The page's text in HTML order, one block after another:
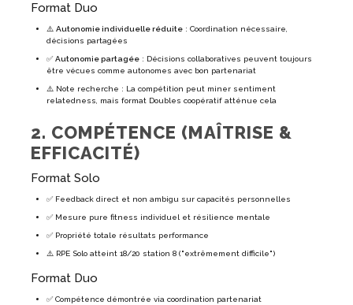
Format Duo
⚠️ Autonomie individuelle réduite : Coordination nécessaire,
décisions partagées
✅Autonomie partagée : Décisions collaboratives peuvent toujours
être vécues comme autonomes avec bon partenariat
⚠️ Note recherche : La compétition peut miner sentiment
relatedness, mais format Doubles coopératif atténue cela
2. COMPÉTENCE (MAÎTRISE &
EFFICACITÉ)
Format Solo
✅ Feedback direct et non ambigu sur capacités personnelles
✅ Mesure pure fitness individuel et résilience mentale
✅ Propriété totale résultats performance
⚠️ RPE Solo atteint 18/20 station 8 ("extrêmement difficile")
Format Duo
✅ Compétence démontrée via coordination partenariat